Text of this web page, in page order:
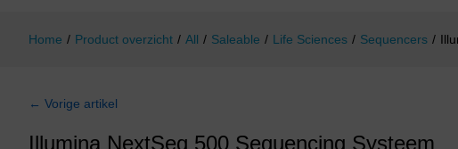
Home / Product overzicht / All / Saleable / Life Sciences / Sequencers /
← Vorige artikel
Illumina NextSeq 500 Sequencing Systeem